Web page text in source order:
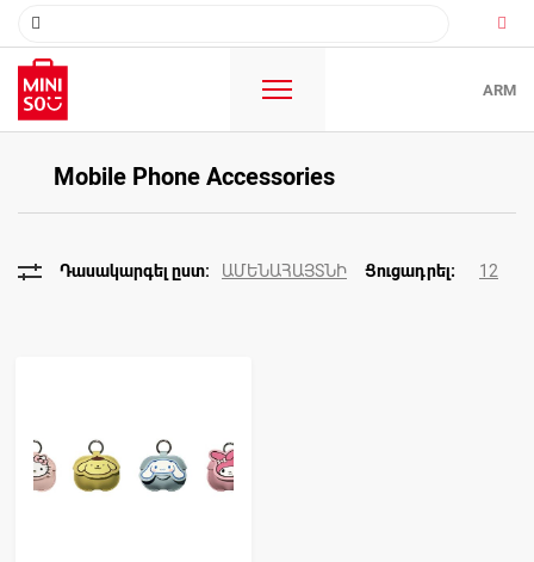
ARM
Mobile Phone Accessories
ԱՄԵՆԱՀԱՅՏՆԻ 12